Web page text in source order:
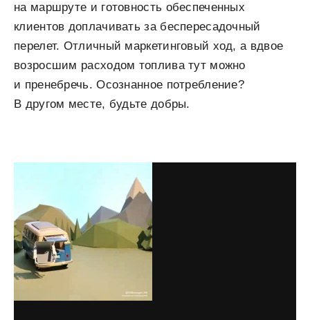
на маршруте и готовность обеспеченных
клиентов доплачивать за беспересадочный
перелет. Отличный маркетинговый ход, а вдвое
возросшим расходом топлива тут можно
и пренебречь. Осознанное потребление?
В другом месте, будьте добры.